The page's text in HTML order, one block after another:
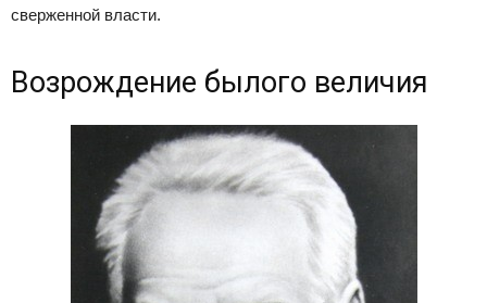
сверженной власти.
Возрождение былого величия